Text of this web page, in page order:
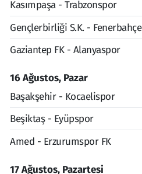
Kasımpaşa - Trabzonspor
Gençlerbirliği S.K. - Fenerbahçe
Gaziantep FK - Alanyaspor
16 Ağustos, Pazar
Başakşehir - Kocaelispor
Beşiktaş - Eyüpspor
Amed - Erzurumspor FK
17 Ağustos, Pazartesi